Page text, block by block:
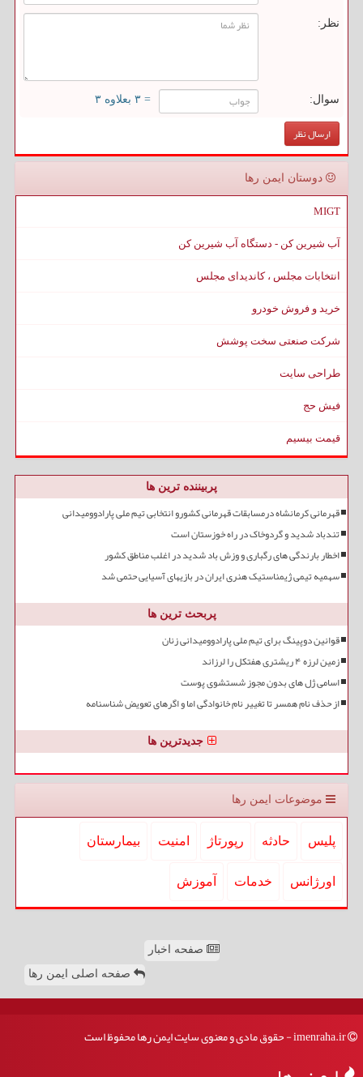
نظر:
سوال: = ۳ بعلاوه ۳
دوستان ایمن رها
MIGT
آب شیرین کن - دستگاه آب شیرین کن
انتخابات مجلس ، کاندیدای مجلس
خرید و فروش خودرو
شرکت صنعتی سخت پوشش
طراحی سایت
فیش حج
قیمت بیسیم
پربیننده ترین ها
قهرمانی کرمانشاه درمسابقات قهرمانی کشورو انتخابی تیم ملی پارادوومیدانی
تندباد شدید و گردوخاک در راه خوزستان است
اخطار بارندگی های رگباری و وزش باد شدید در اغلب مناطق کشور
سهمیه تیمی ژیمناستیک هنری ایران در بازیهای آسیایی حتمی شد
پربحث ترین ها
قوانین دوپینگ برای تیم ملی پارادوومیدانی زنان
زمین لرزه ۴ ریشتری هفتکل را لرزاند
اسامی ژل های بدون مجوز شستشوی پوست
از حذف نام همسر تا تغییر نام خانوادگی اما و اگرهای تعویض شناسنامه
جدیدترین ها
موضوعات ایمن رها
پلیس حادثه رپورتاژ امنیت بیمارستان
اورژانس خدمات آموزش
صفحه اخبار
صفحه اصلی ایمن رها